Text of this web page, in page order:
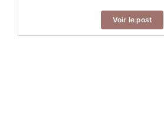
Voir le post